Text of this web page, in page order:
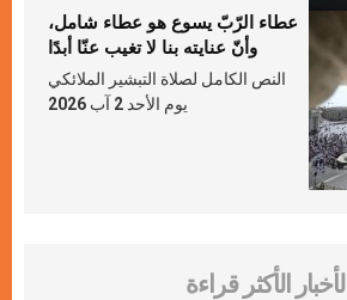
عطاء الرّبّ يسوع هو عطاء شامل،
وأنّ عنايته بنا لا تغيب عنّا أبدًا
النص الكامل لصلاة التبشير الملائكي
يوم الأحد 2 آب 2026
الأخبار الأكثر قراءة